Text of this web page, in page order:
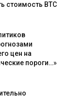
стоимость BTC
цен на
пороги…»